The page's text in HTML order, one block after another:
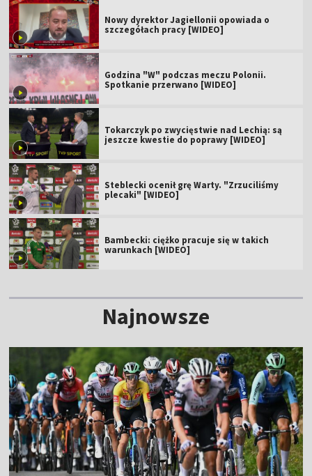
Nowy dyrektor Jagiellonii opowiada o
szczegółach pracy [WIDEO]
Godzina "W" podczas meczu Polonii.
Spotkanie przerwano [WIDEO]
Tokarczyk po zwycięstwie nad Lechią: są
jeszcze kwestie do poprawy [WIDEO]
Steblecki ocenił grę Warty. "Zrzuciliśmy
plecaki" [WIDEO]
Bambecki: ciężko pracuje się w takich
warunkach [WIDEO]
Najnowsze